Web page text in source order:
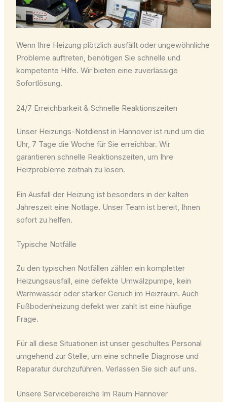
Wenn Ihre Heizung plötzlich ausfällt oder ungewöhnliche
Probleme auftreten, benötigen Sie schnelle und
kompetente Hilfe. Wir bieten eine zuverlässige
Sofortlösung.
24/7 Erreichbarkeit & Schnelle Reaktionszeiten
Unser Heizungs-Notdienst in Hannover ist rund um die
Uhr, 7 Tage die Woche für Sie erreichbar. Wir
garantieren schnelle Reaktionszeiten, um Ihre
Heizprobleme zeitnah zu lösen.
Ein Ausfall der Heizung ist besonders in der kalten
Jahreszeit eine Notlage. Unser Team ist bereit, Ihnen
sofort zu helfen.
Typische Notfälle
Zu den typischen Notfällen zählen ein kompletter
Heizungsausfall, eine defekte Umwälzpumpe, kein
Warmwasser oder starker Geruch im Heizraum. Auch
Fußbodenheizung defekt wer zahlt ist eine häufige
Frage.
Für all diese Situationen ist unser geschultes Personal
umgehend zur Stelle, um eine schnelle Diagnose und
Reparatur durchzuführen. Verlassen Sie sich auf uns.
Unsere Servicebereiche Im Raum Hannover